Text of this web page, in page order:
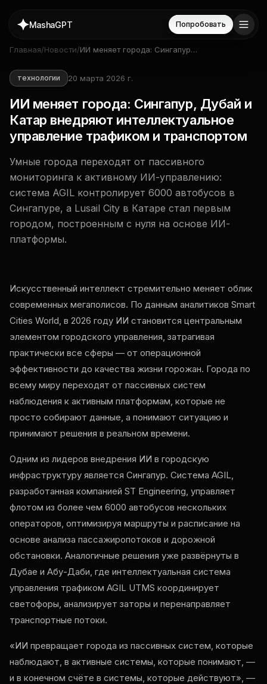
MashaGPT Попробовать
Главная/Новости/ИИ меняет города: Сингапур,
трафиком и транспортом
технологии 20 марта 2026 г.
ИИ меняет города: Сингапур, Дубай и
Катар внедряют интеллектуальное
управление трафиком и транспортом
Умные города переходят от пассивного
мониторинга к активному ИИ-управлению:
система AGIL контролирует 6000 автобусов в
Сингапуре, а Lusail City в Катаре стал первым
городом, построенным с нуля на основе ИИ-
платформы.
Искусственный интеллект стремительно меняет облик
современных мегаполисов. По данным аналитиков Smart
Cities World, в 2026 году ИИ становится центральным
элементом городского управления, затрагивая
практически все сферы — от операционной
эффективности до качества жизни горожан. Города по
всему миру переходят от пассивных систем
наблюдения к активным платформам, которые не
просто собирают данные, а понимают ситуацию и
принимают решения в реальном времени.
Одним из лидеров внедрения ИИ в городскую
инфраструктуру является Сингапур. Система AGIL,
разработанная компанией ST Engineering, управляет
флотом из более чем 6000 автобусов нескольких
операторов, оптимизируя маршруты и расписание на
основе анализа пассажиропотоков и дорожной
обстановки. Аналогичные решения уже развёрнуты в
Дубае и Абу-Даби, где интеллектуальная система
управления трафиком AGIL UTMS координирует
светофоры, анализирует заторы и перенаправляет
транспортные потоки.
«ИИ превращает города из пассивных систем, которые
наблюдают, в активные системы, которые понимают, —
и в конечном счёте в системы, которые действуют», —